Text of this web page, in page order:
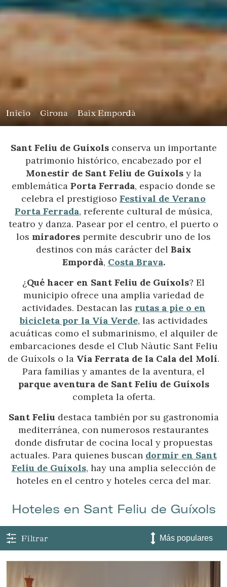
Inicio Girona Baix Empordà
Sant Feliu de Guíxolsconserva un importante
patrimonio histórico, encabezado por el
Monestir de Sant Feliu de Guíxols y la
emblemática Porta Ferrada, espacio donde se
celebra el prestigioso Festival de Verano
Porta Ferrada, referente cultural de música,
teatro y danza. Pasear por el centro, el puerto o
los miradores permite descubrir uno de los
destinos con más carácter del Baix
Empordà, Costa Brava.
¿Qué hacer en Sant Feliu de Guíxols? El
municipio ofrece una amplia variedad de
actividades. Destacan las rutas a pie o en
bicicleta por la Vía Verde, las actividades
acuáticas como el submarinismo, el alquiler de
embarcaciones desde el Club Nàutic Sant Feliu
de Guíxols o la Vía Ferrata de la Cala del Molí.
Para familias y amantes de la aventura, el
parque aventura de Sant Feliu de Guíxols
completa la oferta.
Sant Feliu destaca también por su gastronomía
mediterránea, con numerosos restaurantes
donde disfrutar de cocina local y propuestas
actuales. Para quienes buscan dormir en Sant
Feliu de Guíxols, hay una amplia selección de
hoteles en el centro y hoteles cerca del mar.
Hoteles en Sant Feliu de Guíxols
Filtrar